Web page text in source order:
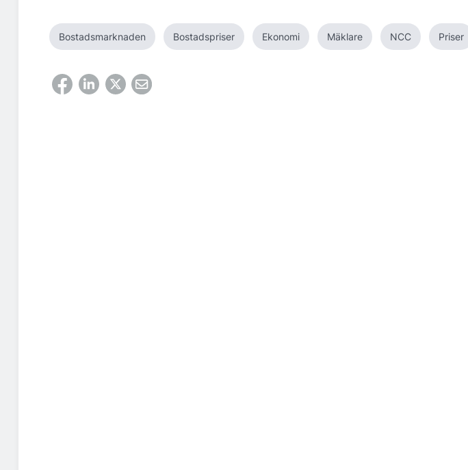
Bostadsmarknaden Bostadspriser Ekonomi Mäklare NCC Priser